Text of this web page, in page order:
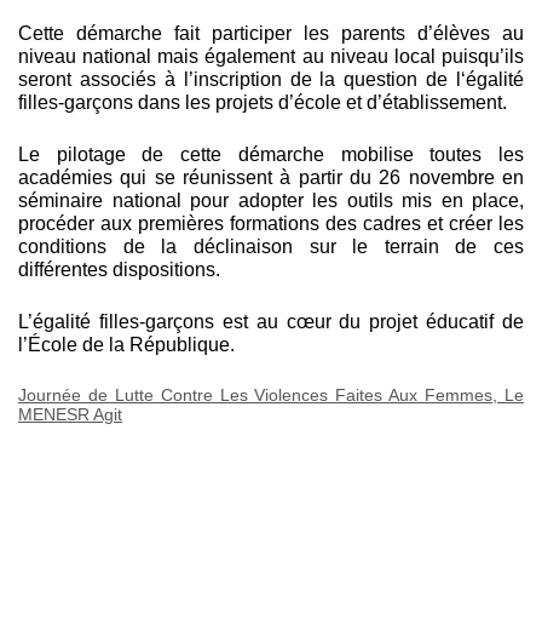
Cette démarche fait participer les parents d’élèves au
niveau national mais également au niveau local puisqu’ils
seront associés à l’inscription de la question de l‘égalité
filles-garçons dans les projets d’école et d’établissement.
Le pilotage de cette démarche mobilise toutes les
académies qui se réunissent à partir du 26 novembre en
séminaire national pour adopter les outils mis en place,
procéder aux premières formations des cadres et créer les
conditions de la déclinaison sur le terrain de ces
différentes dispositions.
L’égalité filles-garçons est au cœur du projet éducatif de
l’École de la République.
Journée de Lutte Contre Les Violences Faites Aux Femmes, Le
MENESR Agit